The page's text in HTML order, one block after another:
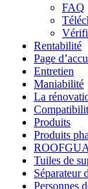
FAQ
Rentabilité
Page
Entretien
Maniabilité
La
Produits
Produits
Tuiles de
Séparateur
Personnes